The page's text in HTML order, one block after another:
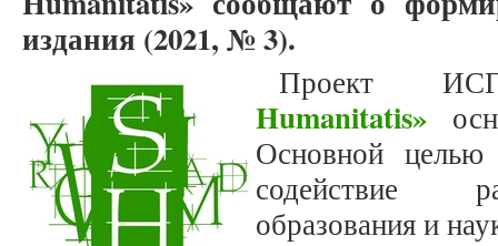
издания (2021, № 3).
Проект
Humanitatis»
Основной целью
содействие
образования и